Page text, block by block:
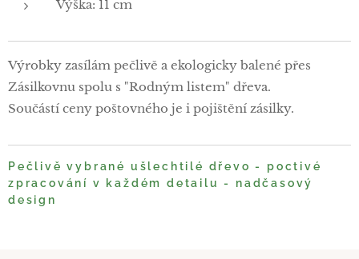
Výška: 11 cm
Výrobky zasílám pečlivě a ekologicky balené přes
Zásilkovnu spolu s "Rodným listem" dřeva.
Součástí ceny poštovného je i pojištění zásilky.
Pečlivě vybrané ušlechtilé dřevo - poctivé
zpracování v každém detailu - nadčasový
design